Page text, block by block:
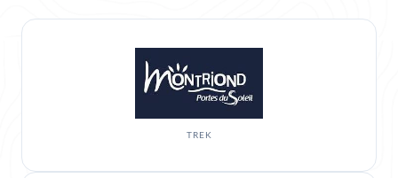
TREK